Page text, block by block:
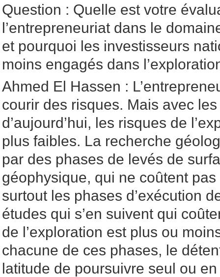
Question : Quelle est votre
l’entrepreneuriat dans le
et pourquoi les investisseurs
moins engagés dans
Ahmed El Hassen :
courir des risques. Mais avec
d’aujourd’hui, les risques de
plus faibles. La recherche
par des phases de levés de
géophysique, qui ne coûtent
surtout les phases d’exécution
études qui s’en suivent qui
de l’exploration est plus ou
chacune de ces phases, le
latitude de poursuivre seul ou